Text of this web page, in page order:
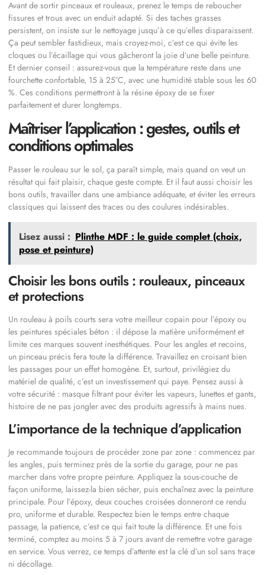
Avant de sortir pinceaux et rouleaux, prenez le temps de reboucher
fissures et trous avec un enduit adapté. Si des taches grasses
persistent, on insiste sur le nettoyage jusqu’à ce qu’elles disparaissent.
Ça peut sembler fastidieux, mais croyez-moi, c’est ce qui évite les
cloques ou l’écaillage qui vous gâcheront la joie d’une belle peinture.
Et dernier conseil : assurez-vous que la température reste dans une
fourchette confortable, 15 à 25°C, avec une humidité stable sous les 60
%. Ces conditions permettront à la résine époxy de se fixer
parfaitement et durer longtemps.
Maîtriser l’application : gestes, outils et
conditions optimales
Passer le rouleau sur le sol, ça paraît simple, mais quand on veut un
résultat qui fait plaisir, chaque geste compte. Et il faut aussi choisir les
bons outils, travailler dans une ambiance adéquate, et éviter les erreurs
classiques qui laissent des traces ou des coulures indésirables.
Lisez aussi : Plinthe MDF : le guide complet (choix,
pose et peinture)
Choisir les bons outils : rouleaux, pinceaux
et protections
Un rouleau à poils courts sera votre meilleur copain pour l’époxy ou
les peintures spéciales béton : il dépose la matière uniformément et
limite ces marques souvent inesthétiques. Pour les angles et recoins,
un pinceau précis fera toute la différence. Travaillez en croisant bien
les passages pour un effet homogène. Et, surtout, privilégiez du
matériel de qualité, c’est un investissement qui paye. Pensez aussi à
votre sécurité : masque filtrant pour éviter les vapeurs, lunettes et gants,
histoire de ne pas jongler avec des produits agressifs à mains nues.
L’importance de la technique d’application
Je recommande toujours de procéder zone par zone : commencez par
les angles, puis terminez près de la sortie du garage, pour ne pas
marcher dans votre propre peinture. Appliquez la sous-couche de
façon uniforme, laissez-la bien sécher, puis enchaînez avec la peinture
principale. Pour l’époxy, deux couches croisées donneront ce rendu
pro, uniforme et durable. Respectez bien le temps entre chaque
passage, la patience, c’est ce qui fait toute la différence. Et une fois
terminé, comptez au moins 5 à 7 jours avant de remettre votre garage
en service. Vous verrez, ce temps d’attente est la clé d’un sol sans trace
ni décollage.